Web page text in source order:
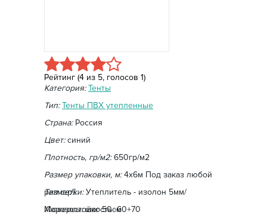
Рейтинг (4 из 5, голосов 1)
Категория: Тенты
Тип: Тенты ПВХ утепленные
Страна:Россия
Цвет:синий
Плотность, гр/м2:650гр/м2
Размер упаковки, м:4х6м Под заказ любой
размер!!
Тип сетки:Утеплитель - изолон 5мм/
Морозостойкость -60+70
Люверсы:шаг 50см